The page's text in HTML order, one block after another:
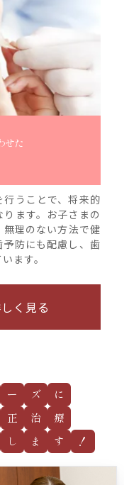
せた
うことで、将来的
ます。お子さまの
理のない方法で健
防にも配慮し、歯
ます。
く見る
ー ズ
に
正 治
療
し ま す ！